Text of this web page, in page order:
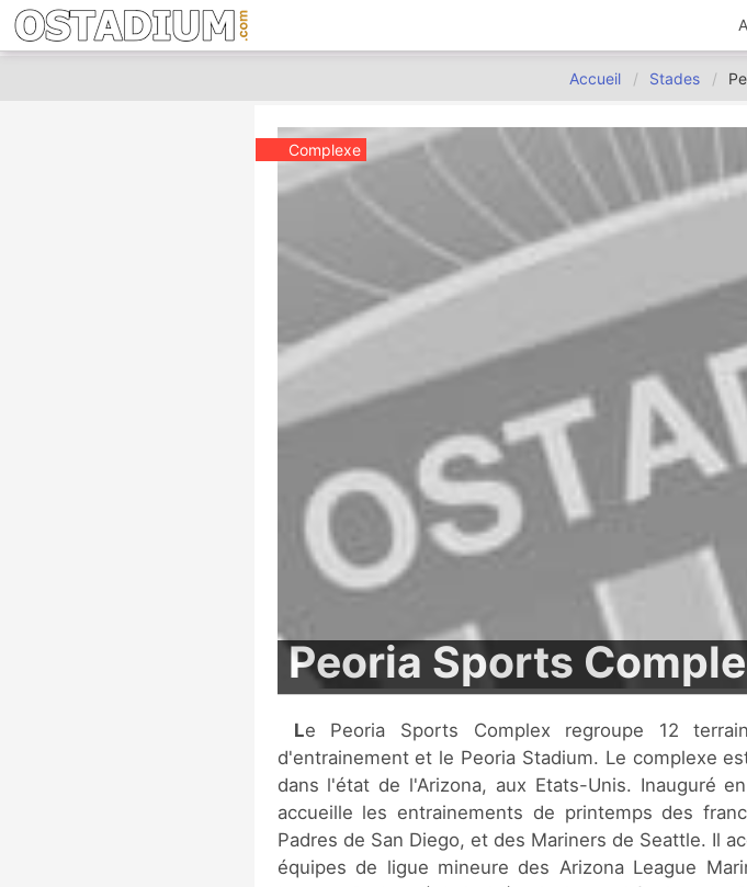
Accueil Stades
Complexe
Peoria Sports
Le Peoria Sports Complex regroupe 12 terrains de baseball
d'entrainement et le Peoria Stadium. Le complexe
dans l'état de l'Arizona, aux Etats-Unis. Inauguré
accueille les entrainements de printemps des
Padres de San Diego, et des Mariners de Seattle. Il
équipes de ligue mineure des Arizona League